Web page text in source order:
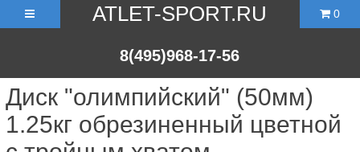
ATLET-SPORT.RU
8(495)968-17-56
0
Диск "олимпийский" (50мм)
1.25кг обрезиненный цветной